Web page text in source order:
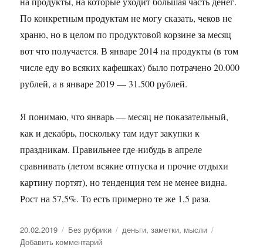
По конкретным продуктам не могу сказать, чеков не
храню, но в целом по продуктовой корзине за месяц
вот что получается. В январе 2014 на продукты (в том
числе еду во всяких кафешках) было потрачено 20.000
рублей, а в январе 2019 — 31.500 рублей.
Я понимаю, что январь — месяц не показательный,
как и декабрь, поскольку там идут закупки к
праздникам. Правильнее где-нибудь в апреле
сравнивать (летом всякие отпуска и прочие отдыхи
картину портят), но тенденция тем не менее видна.
Рост на 57,5%. То есть примерно те же 1,5 раза.
Опубликовано
20.02.2019 Рубрики
Без рубрики Метки
деньги,заметки, мысли
Добавить комментарий